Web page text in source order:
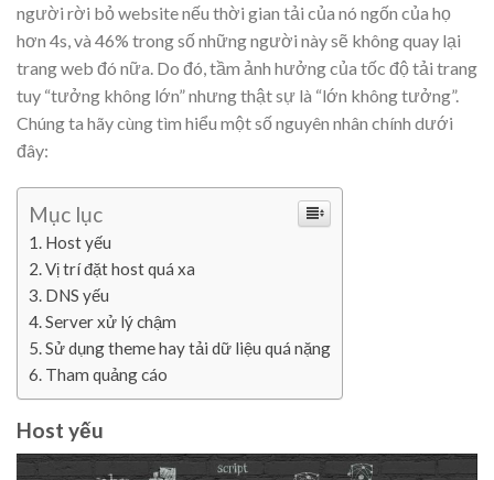
người rời bỏ website nếu thời gian tải của nó ngốn của họ
hơn 4s, và 46% trong số những người này sẽ không quay lại
trang web đó nữa. Do đó, tầm ảnh hưởng của tốc độ tải trang
tuy “tưởng không lớn” nhưng thật sự là “lớn không tưởng”.
Chúng ta hãy cùng tìm hiểu một số nguyên nhân chính dưới
đây:
Mục lục
Host yếu
Vị trí đặt host quá xa
DNS yếu
Server xử lý chậm
Sử dụng theme hay tải dữ liệu quá nặng
Tham quảng cáo
Host yếu